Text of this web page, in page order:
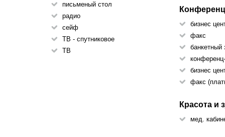
письменый стол
радио
сейф
ТВ - спутниковое
ТВ
бизнес
факс
банкетный
бизнес
факс
Красота и
мед.